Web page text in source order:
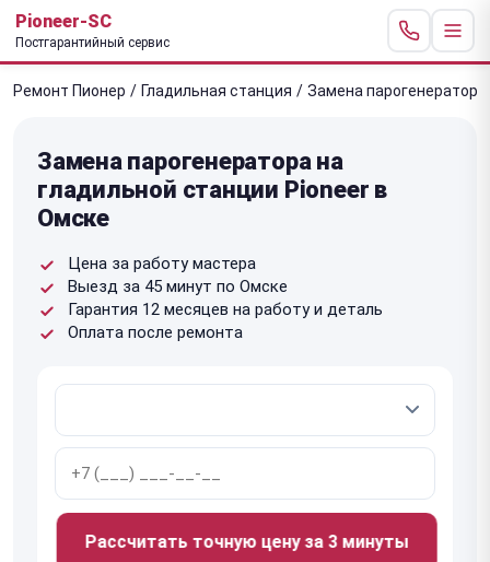
Pioneer-SC
Постгарантийный сервис
Ремонт Пионер / Гладильная станция / Замена парогенератора
Замена парогенератора на
гладильной станции Pioneer в
Омске
Цена за работу мастера
Выезд за 45 минут по Омске
Гарантия 12 месяцев на работу и деталь
Оплата после ремонта
Рассчитать точную цену за 3 минуты